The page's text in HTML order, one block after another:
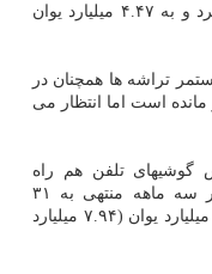
درآمد خالص شیائومی ۳۹.۶ درصد رشد کرد و به ۴.۴۷ میلیارد یوان
تراشه ها همچنان در
چالش برانگیز مانده است اما انتظار می
تلفن هم راه
است، اعلام نمود درآمد تلفن هوشمند در سه ماهه منتهی به ۳۱
دسامبر، ۱۸.۴ درصد رشد کرده و به ۵۰.۵ میلیارد یوان (۷.۹۴ میلیارد